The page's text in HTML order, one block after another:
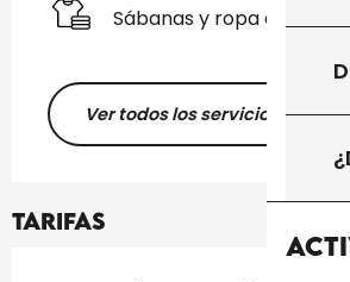
Sábanas y ropa de cama
Ver todos los servicios
Tarifas